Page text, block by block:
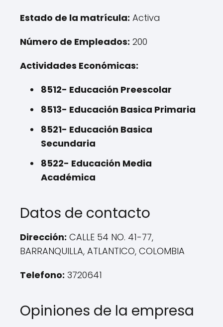
Estado de la matrícula: Activa
Número de Empleados: 200
Actividades Económicas:
8512- Educación Preescolar
8513- Educación Basica Primaria
8521- Educación Basica
Secundaria
8522- Educación Media
Académica
Datos de contacto
Dirección: CALLE 54 NO. 41-77,
BARRANQUILLA, ATLANTICO, COLOMBIA
Telefono: 3720641
Opiniones de la empresa